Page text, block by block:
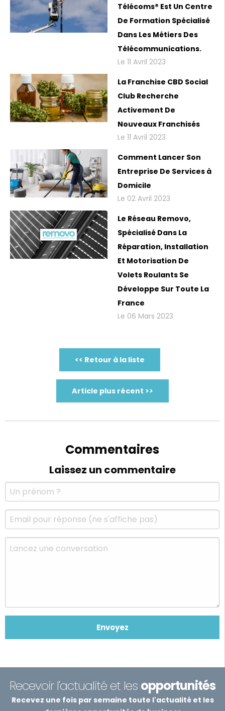
Télécoms® Est Un Centre
De Formation Spécialisé
Dans Les Métiers Des
Télécommunications.
Le 11 Avril 2023
La Franchise CBD Social
Club Recherche
Activement De
Nouveaux Franchisés
Le 11 Avril 2023
Comment Lancer Son
Entreprise De Services à
Domicile
Le 02 Avril 2023
Le Réseau Removo,
Spécialisé Dans La
Réparation, Installation
Et Motorisation De
Volets Roulants Se
Développe Sur Toute La
France
Le 06 Mars 2023
<< Retour à la liste
Article plus récent >>
Commentaires
Laissez un commentaire
Recevoir l'actualité et les opportunités
Recevez une fois par semaine toute l'actualité et les